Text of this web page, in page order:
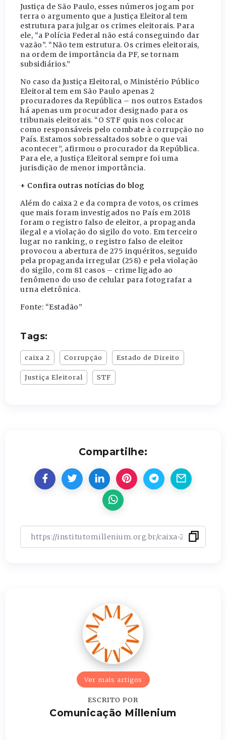
Justiça de São Paulo, esses números jogam por
terra o argumento que a Justiça Eleitoral tem
estrutura para julgar os crimes eleitorais. Para
ele, “a Polícia Federal não está conseguindo dar
vazão”. “Não tem estrutura. Os crimes eleitorais,
na ordem de importância da PF, se tornam
subsidiários.”
No caso da Justiça Eleitoral, o Ministério Público
Eleitoral tem em São Paulo apenas 2
procuradores da República – nos outros Estados
há apenas um procurador designado para os
tribunais eleitorais. “O STF quis nos colocar
como responsáveis pelo combate à corrupção no
País. Estamos sobressaltados sobre o que vai
acontecer”, afirmou o procurador da República.
Para ele, a Justiça Eleitoral sempre foi uma
jurisdição de menor importância.
+ Confira outras notícias do blog
Além do caixa 2 e da compra de votos, os crimes
que mais foram investigados no País em 2018
foram o registro falso de eleitor, a propaganda
ilegal e a violação do sigilo do voto. Em terceiro
lugar no ranking, o registro falso de eleitor
provocou a abertura de 275 inquéritos, seguido
pela propaganda irregular (258) e pela violação
do sigilo, com 81 casos – crime ligado ao
fenômeno do uso de celular para fotografar a
urna eletrônica.
Fonte: “Estadão”
Tags:
caixa 2 Corrupção Estado de Direito
Justiça Eleitoral STF
Compartilhe:
Ver mais artigos
ESCRITO POR
Comunicação Millenium